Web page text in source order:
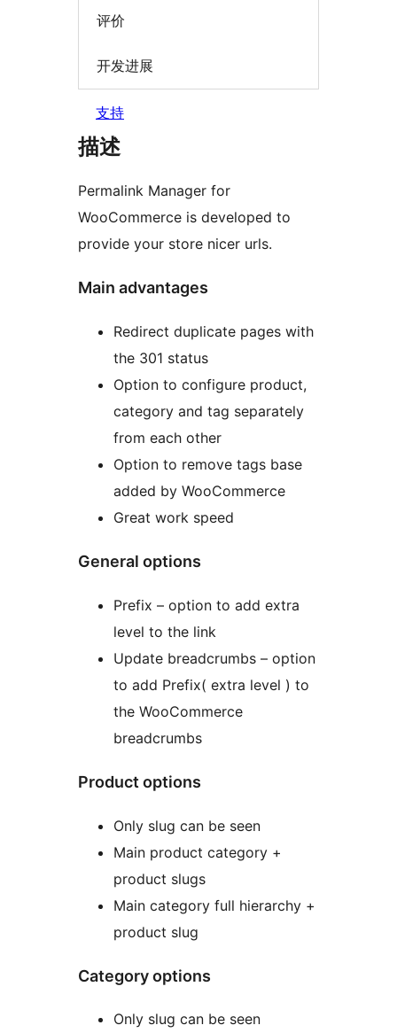
评价
开发进展
支持
描述
Permalink Manager for
WooCommerce is developed to
provide your store nicer urls.
Main advantages
Redirect duplicate pages with
the 301 status
Option to configure product,
category and tag separately
from each other
Option to remove tags base
added by WooCommerce
Great work speed
General options
Prefix – option to add extra
level to the link
Update breadcrumbs – option
to add Prefix( extra level ) to
the WooCommerce
breadcrumbs
Product options
Only slug can be seen
Main product category +
product slugs
Main category full hierarchy +
product slug
Category options
Only slug can be seen